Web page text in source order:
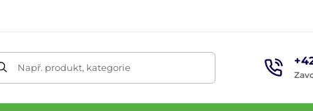
Např. produkt, kategorie